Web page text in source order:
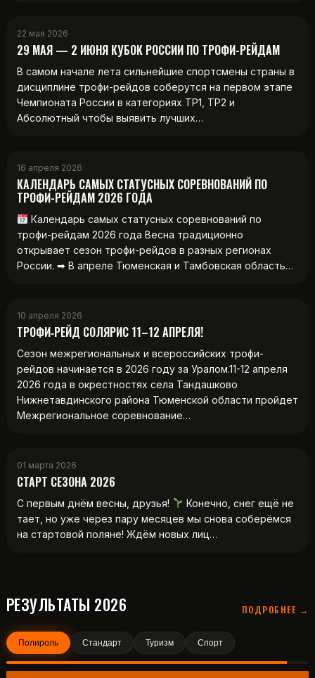
22 мая 2026
29 МАЯ — 2 ИЮНЯ КУБОК РОССИИ ПО ТРОФИ-РЕЙДАМ
В самом начале лета сильнейшие спортсмены страны в
дисциплине трофи-рейдов соберутся на первом этапе
Чемпионата России в категориях ТР1, ТР2 и
Абсолютный чтобы выявить лучших…
16 апреля 2026
КАЛЕНДАРЬ САМЫХ СТАТУСНЫХ СОРЕВНОВАНИЙ ПО
ТРОФИ-РЕЙДАМ 2026 ГОДА
Календарь самых статусных соревнований по
трофи-рейдам 2026 года Весна традиционно
открывает сезон трофи-рейдов в разных регионах
России. ➡ В апреле Тюменская и Тамбовская область…
10 апреля 2026
ТРОФИ‑РЕЙД СОЛЯРИС 11–12 АПРЕЛЯ!
Сезон межрегиональных и всероссийских трофи-
рейдов начинается в 2026 году за Уралом.11-12 апреля
2026 года в окрестностях села Тандашково
Нижнетавдинского района Тюменской области пройдет
Межрегиональное соревнование…
01 марта 2026
СТАРТ СЕЗОНА 2026
С первым днём весны, друзья!
Конечно, снег ещё не
тает, но уже через пару месяцев мы снова соберёмся
на стартовой поляне! Ждём новых лиц…
РЕЗУЛЬТАТЫ 2026 ПОДРОБНЕЕ →
Полироль Стандарт Туризм Спорт